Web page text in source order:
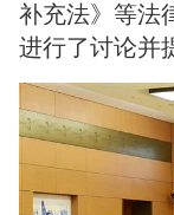
补充法》等法
进行了讨论并